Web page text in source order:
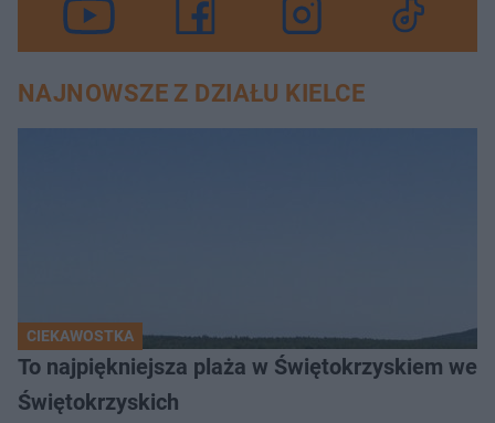
NAJNOWSZE Z DZIAŁU KIELCE
CIEKAWOSTKA
To najpiękniejsza plaża w Świętokrzyskiem
Świętokrzyskich